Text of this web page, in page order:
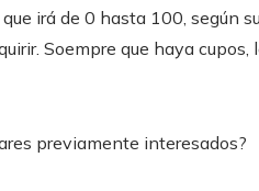
irá de 0 hasta 100, según
Soempre que haya
previamente interesados?